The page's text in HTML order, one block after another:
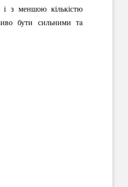
і з меншою кількістю
бути сильними та